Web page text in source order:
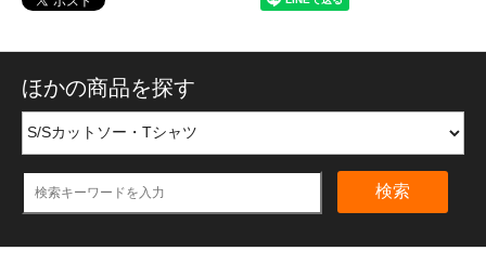
ほかの商品を探す
検索